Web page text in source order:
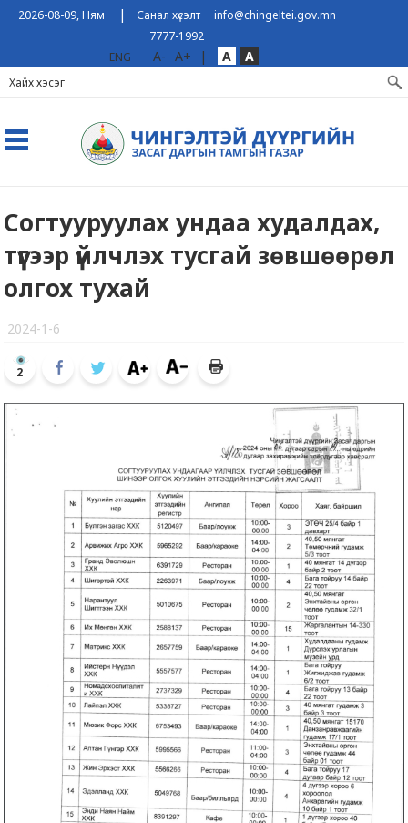
2026-08-09, Ням | Санал хүсэлт
info@chingeltei.gov.mn
7777-1992
ENG
A- A+ | A A
Согтууруулах ундаа худалдах,
түүгээр үйлчлэх тусгай зөвшөөрөл
олгох тухай
2024-1-6
2